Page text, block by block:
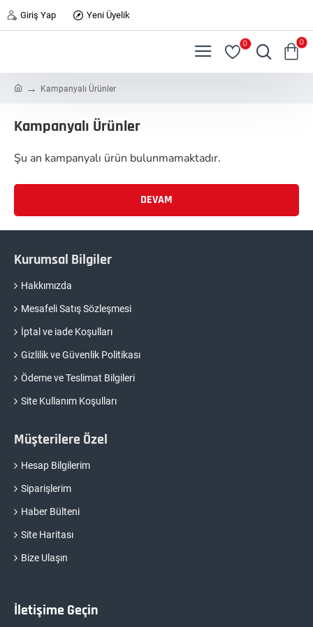
Giriş Yap Yeni Üyelik
0 0
e
Kampanyalı Ürünler
Kampanyalı Ürünler
Şu an kampanyalı ürün bulunmamaktadır.
DEVAM
Kurumsal Bilgiler
Hakkımızda
Mesafeli Satış Sözleşmesi
İptal ve iade Koşulları
Gizlilik ve Güvenlik Politikası
Ödeme ve Teslimat Bilgileri
Site Kullanım Koşulları
Müşterilere Özel
Hesap Bilgilerim
Siparişlerim
Haber Bülteni
Site Haritası
Bize Ulaşın
İletişime Geçin